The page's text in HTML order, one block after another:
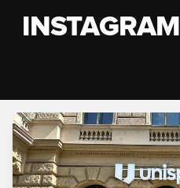
INSTAGRAM